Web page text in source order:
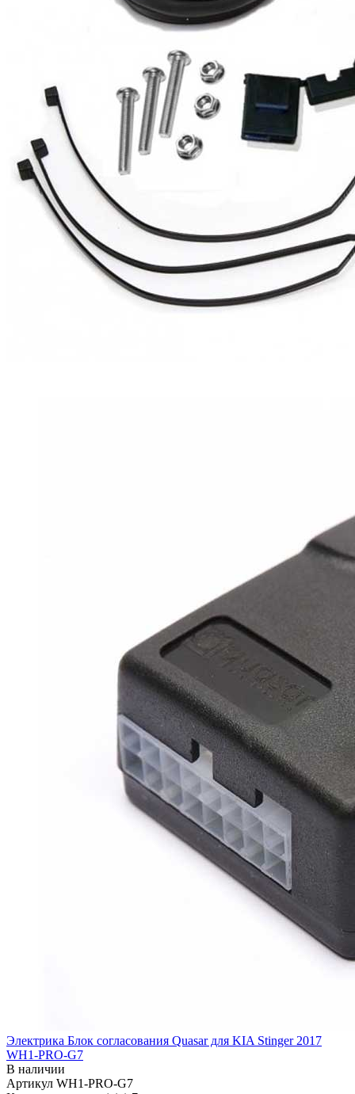
Электрика Блок согласования Quasar для KIA Stinger 2017
WH1-PRO-G7
В наличии
Артикул WH1-PRO-G7